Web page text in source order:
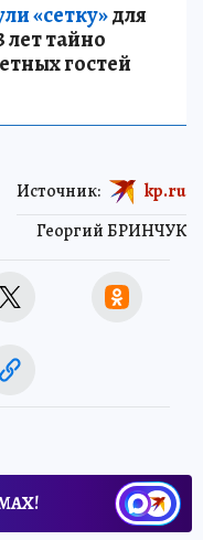
«сетку»для
лет тайно
гостей
Георгий БРИНЧУК
Источник: kp.ru